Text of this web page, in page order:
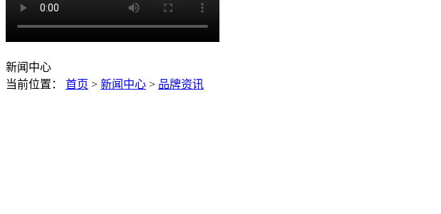
新闻中心
当前位置：
首页 > 新闻中心 > 品牌资讯